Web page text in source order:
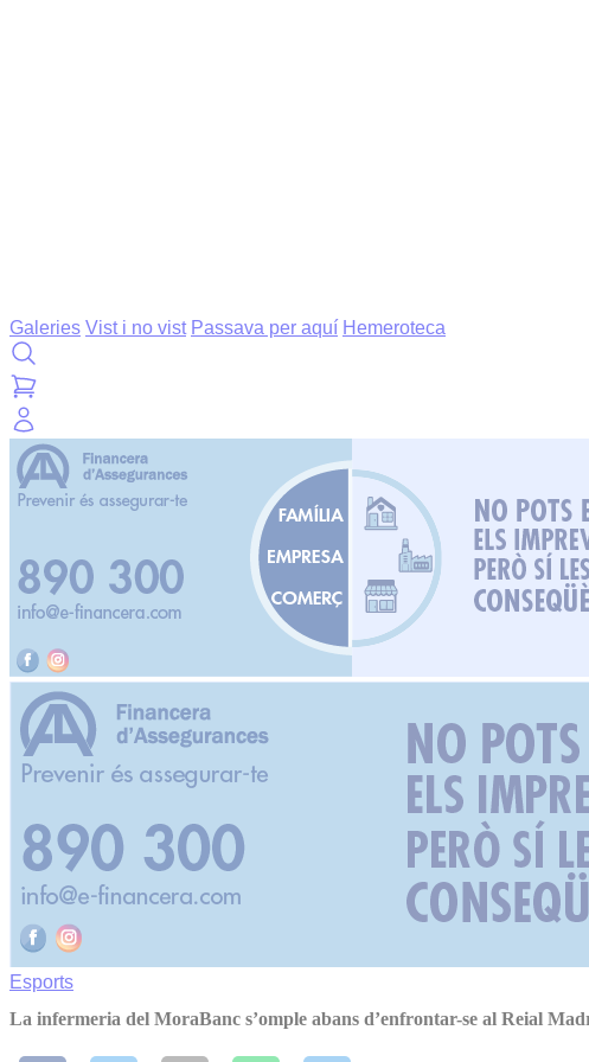
Galeries Vist i no vist Passava per aquí Hemeroteca
Esports
La infermeria del MoraBanc s’omple abans d’enfrontar-se al Reial